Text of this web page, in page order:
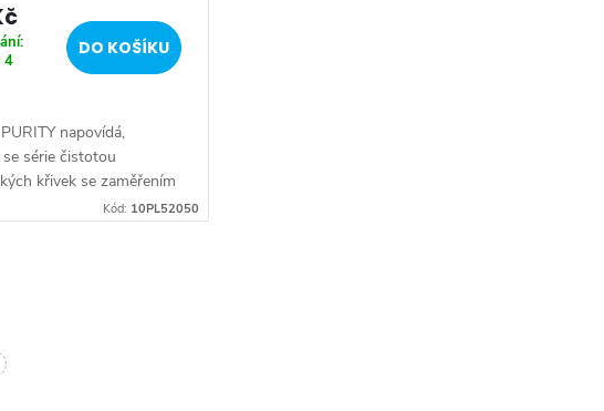
4
DO KOŠÍKU
napovídá,
série čistotou
křivek se zaměřením
a funkčnost. Série
Kód: 10PL52050